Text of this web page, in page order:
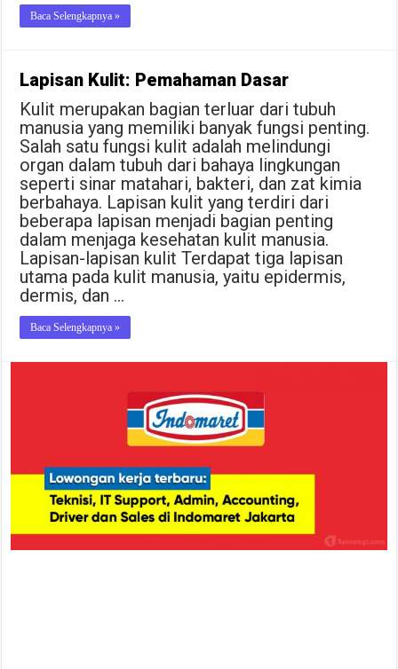
Baca Selengkapnya »
Lapisan Kulit: Pemahaman Dasar
Kulit merupakan bagian terluar dari tubuh
manusia yang memiliki banyak fungsi penting.
Salah satu fungsi kulit adalah melindungi
organ dalam tubuh dari bahaya lingkungan
seperti sinar matahari, bakteri, dan zat kimia
berbahaya. Lapisan kulit yang terdiri dari
beberapa lapisan menjadi bagian penting
dalam menjaga kesehatan kulit manusia.
Lapisan-lapisan kulit Terdapat tiga lapisan
utama pada kulit manusia, yaitu epidermis,
dermis, dan …
Baca Selengkapnya »